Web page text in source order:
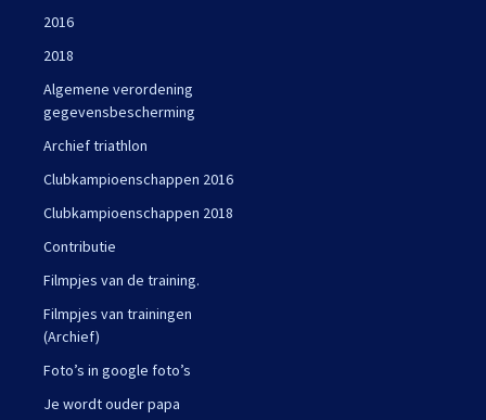
2016
2018
Algemene verordening
gegevensbescherming
Archief triathlon
Clubkampioenschappen 2016
Clubkampioenschappen 2018
Contributie
Filmpjes van de training.
Filmpjes van trainingen
(Archief)
Foto’s in google foto’s
Je wordt ouder papa